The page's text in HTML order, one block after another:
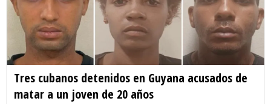
Tres cubanos detenidos en Guyana acusados de
matar a un joven de 20 años